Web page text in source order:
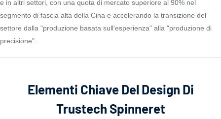
e in altri settori, con una quota di mercato superiore al 90% nel
segmento di fascia alta della Cina e accelerando la transizione del
settore dalla "produzione basata sull'esperienza" alla "produzione di
precisione".
Elementi Chiave Del Design Di
Trustech Spinneret